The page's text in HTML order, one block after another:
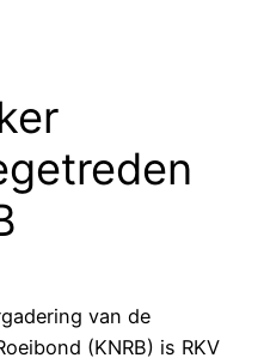
van de
(KNRB) is RKV